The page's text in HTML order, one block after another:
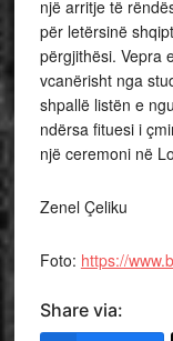
një arritje të
për letërsinë
përgjithësi. Vepra
vcanërisht nga
shpallë listën e
ndërsa fituesi i
një ceremoni në
Zenel Çeliku
Foto: https://
Share via: